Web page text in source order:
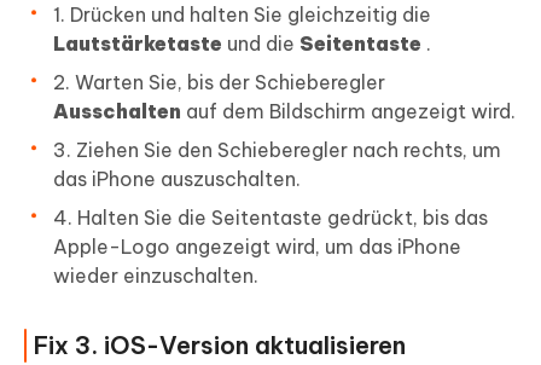
1. Drücken und halten Sie gleichzeitig die
Lautstärketaste und die Seitentaste .
2. Warten Sie, bis der Schieberegler
Ausschalten auf dem Bildschirm angezeigt wird.
3. Ziehen Sie den Schieberegler nach rechts, um
das iPhone auszuschalten.
4. Halten Sie die Seitentaste gedrückt, bis das
Apple-Logo angezeigt wird, um das iPhone
wieder einzuschalten.
Fix 3. iOS-Version aktualisieren